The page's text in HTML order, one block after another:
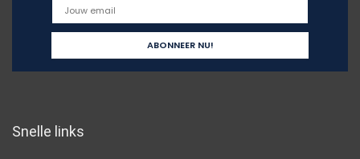
Snelle links